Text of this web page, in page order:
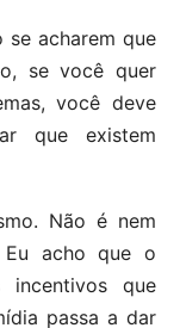
se acharem que
se você quer
você deve
que existem
Não é nem
Eu acho que o
incentivos que
passa a dar